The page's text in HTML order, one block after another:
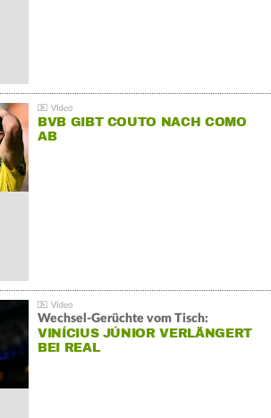
BVB GIBT COUTO NACH COMO
AB
Wechsel-Gerüchte vom Tisch:
VINÍCIUS JÚNIOR VERLÄNGERT
BEI REAL